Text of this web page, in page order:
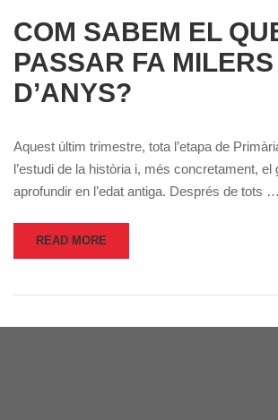
COM SABEM EL
PASSAR FA MILERS
D’ANYS?
Aquest últim trimestre, tota l’etapa de
l’estudi de la història i, més concretament, el
aprofundir en l’edat antiga. Després de tots …
READ MORE